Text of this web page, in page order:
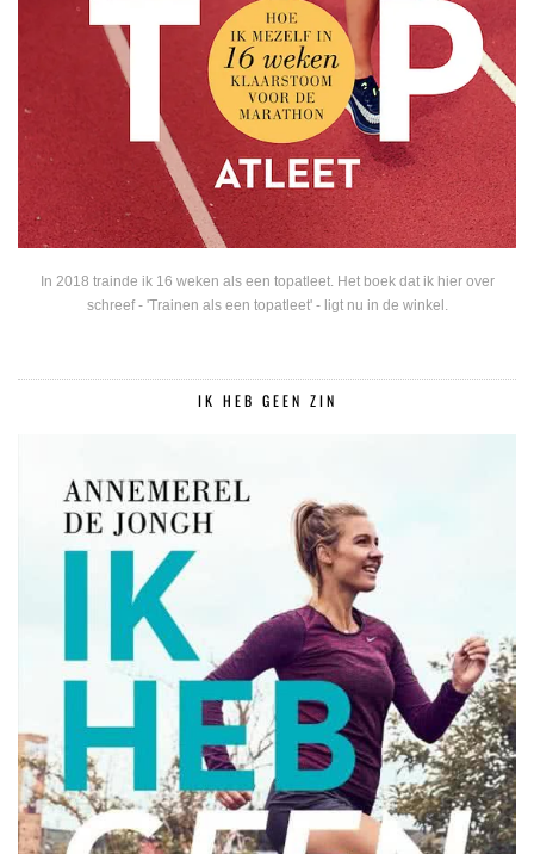
In 2018 trainde ik 16 weken als een topatleet. Het boek dat ik hier over
schreef - 'Trainen als een topatleet' - ligt nu in de winkel.
IK HEB GEEN ZIN